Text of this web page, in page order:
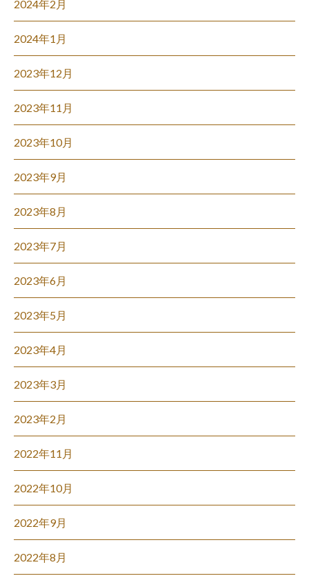
2024年2月
2024年1月
2023年12月
2023年11月
2023年10月
2023年9月
2023年8月
2023年7月
2023年6月
2023年5月
2023年4月
2023年3月
2023年2月
2022年11月
2022年10月
2022年9月
2022年8月